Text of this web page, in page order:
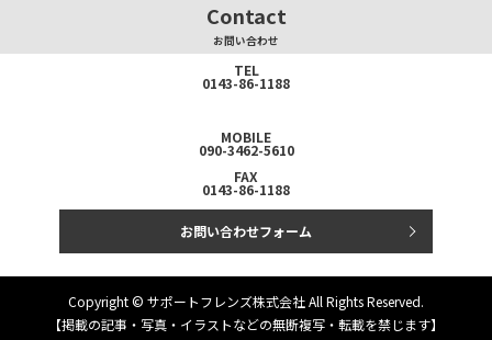
Contact
お問い合わせ
TEL
0143-86-1188
MOBILE
090-3462-5610
FAX
0143-86-1188
お問い合わせフォーム
Copyright © サポートフレンズ株式会社 All Rights Reserved.
【掲載の記事・写真・イラストなどの無断複写・転載を禁じます】